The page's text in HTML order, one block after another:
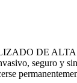
DE
seguro y